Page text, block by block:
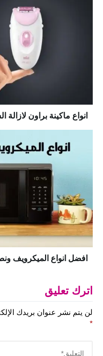
انواع ماكينة براون لازالة
افضل انواع الميكرويف
اترك تعليق
لن يتم نشر عنوان بريدك
*